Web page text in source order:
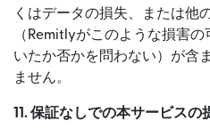
くはデータの損失、または他
（Remitlyがこのような損害
いたか否かを問わない）が含
ません。
11. 保証なしでの本サービスの